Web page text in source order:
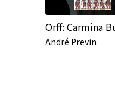
André Previn